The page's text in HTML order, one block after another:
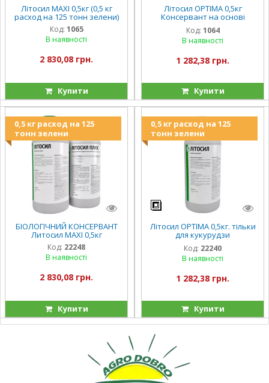
Літосил MAXI 0,5кг (0,5 кг
расход на 125 тонн зелени)
Код: 1065
В наявності
2 830,08 грн.
Купити
Літосил OPTIMA 0,5кг
Консервант на основі
молочнокислих бактерій
для кукурудзяного силосу,
корнажа
Код: 1064
В наявності
1 282,38 грн.
Купити
0,5 кг расход на 125
тонн зелени
БІОЛОГІЧНИЙ КОНСЕРВАНТ
Литосил MAXI 0,5кг
Код: 22248
В наявності
2 830,08 грн.
Купити
0,5 кг расход на 125
тонн зелени
Літосил OPTIMA 0,5кг. тільки
для кукурудзи
Концентрований
мікробіологічний
багатофункціональний
Код: 22240
В наявності
1 282,38 грн.
Купити